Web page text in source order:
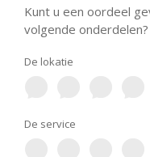
Kunt u een oordeel
volgende onderdelen?
De lokatie
De service